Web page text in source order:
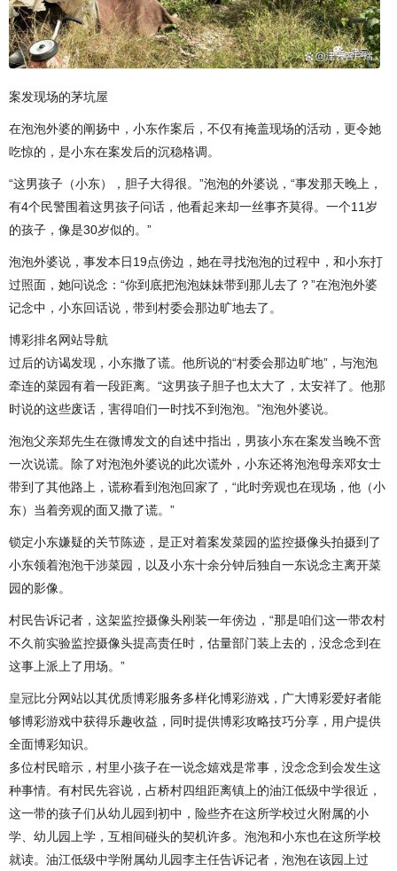
案发现场的茅坑屋
在泡泡外婆的阐扬中，小东作案后，不仅有掩盖现场的活动，更令她
吃惊的，是小东在案发后的沉稳格调。
“这男孩子（小东），胆子大得很。”泡泡的外婆说，“事发那天晚上，
有4个民警围着这男孩子问话，他看起来却一丝事齐莫得。一个11岁
的孩子，像是30岁似的。”
泡泡外婆说，事发本日19点傍边，她在寻找泡泡的过程中，和小东打
过照面，她问说念：“你到底把泡泡妹妹带到那儿去了？”在泡泡外婆
记念中，小东回话说，带到村委会那边旷地去了。
博彩排名网站导航
过后的访谒发现，小东撒了谎。他所说的“村委会那边旷地”，与泡泡
牵连的菜园有着一段距离。“这男孩子胆子也太大了，太安祥了。他那
时说的这些废话，害得咱们一时找不到泡泡。”泡泡外婆说。
泡泡父亲郑先生在微博发文的自述中指出，男孩小东在案发当晚不啻
一次说谎。除了对泡泡外婆说的此次谎外，小东还将泡泡母亲邓女士
带到了其他路上，谎称看到泡泡回家了，“此时旁观也在现场，他（小
东）当着旁观的面又撒了谎。”
锁定小东嫌疑的关节陈迹，是正对着案发菜园的监控摄像头拍摄到了
小东领着泡泡干涉菜园，以及小东十余分钟后独自一东说念主离开菜
园的影像。
村民告诉记者，这架监控摄像头刚装一年傍边，“那是咱们这一带农村
不久前实验监控摄像头提高责任时，估量部门装上去的，没念念到在
这事上派上了用场。”
皇冠比分网站以其优质博彩服务多样化博彩游戏，广大博彩爱好者能
够博彩游戏中获得乐趣收益，同时提供博彩攻略技巧分享，用户提供
全面博彩知识。
多位村民暗示，村里小孩子在一说念嬉戏是常事，没念念到会发生这
种事情。有村民先容说，占桥村四组距离镇上的油江低级中学很近，
这一带的孩子们从幼儿园到初中，险些齐在这所学校过火附属的小
学、幼儿园上学，互相间碰头的契机许多。泡泡和小东也在这所学校
就读。油江低级中学附属幼儿园李主任告诉记者，泡泡在该园上过